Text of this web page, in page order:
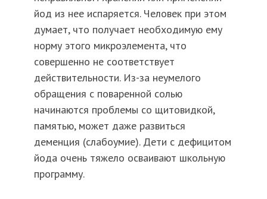
йод из нее испаряется. Человек при этом
думает, что получает необходимую ему
норму этого микроэлемента, что
совершенно не соответствует
действительности. Из-за неумелого
обращения с поваренной солью
начинаются проблемы со щитовидкой,
памятью, может даже развиться
деменция (слабоумие). Дети с дефицитом
йода очень тяжело осваивают школьную
программу.